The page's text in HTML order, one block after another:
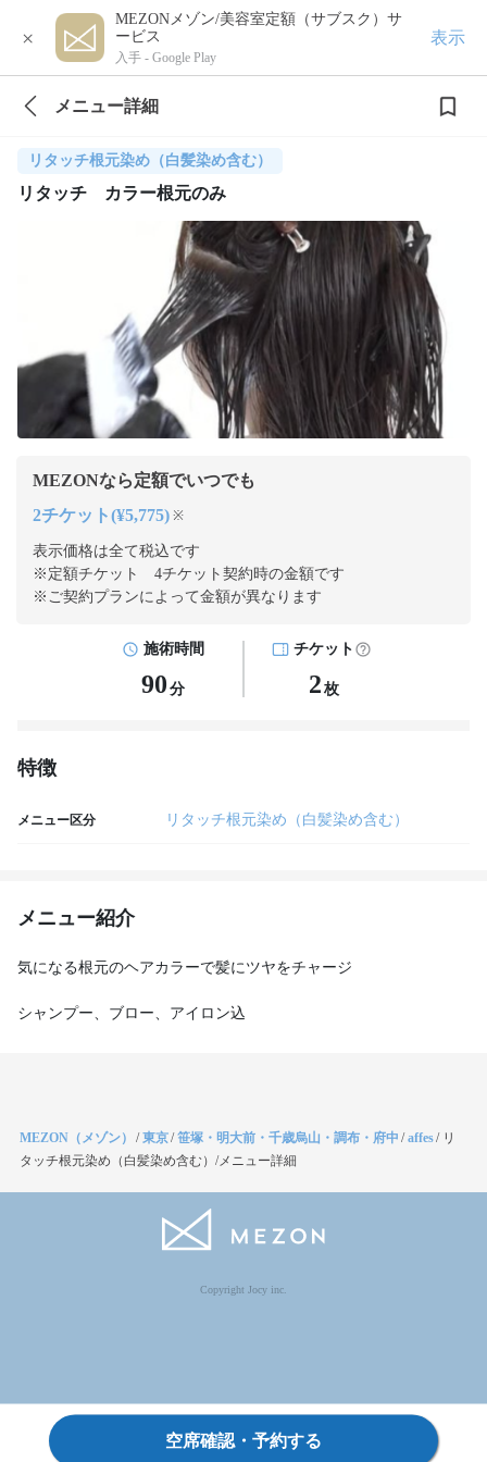
×
MEZONメゾン/美容室定額（サブスク）サ
ービス
入手 - Google Play
表示
メニュー詳細
リタッチ根元染め（白髪染め含む）
リタッチ カラー根元のみ
MEZONなら定額でいつでも
2チケット(¥5,775) ※
表示価格は全て税込です
※定額チケット 4チケット契約時の金額です
※ご契約プランによって金額が異なります
施術時間
90 分
チケット
2 枚
特徴
メニュー区分 リタッチ根元染め（白髪染め含む）
メニュー紹介
気になる根元のヘアカラーで髪にツヤをチャージ
シャンプー、ブロー、アイロン込
MEZON（メゾン） /東京/笹塚・明大前・千歳烏山・調布・府中 /affes/ リ
タッチ根元染め（白髪染め含む）/メニュー詳細
Copyright Jocy inc.
空席確認・予約する